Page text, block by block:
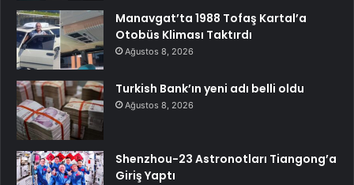
Manavgat’ta 1988 Tofaş Kartal’a
Otobüs Kliması Taktırdı
Ağustos 8, 2026
Turkish Bank’ın yeni adı belli oldu
Ağustos 8, 2026
Shenzhou-23 Astronotları Tiangong’a
Giriş Yaptı